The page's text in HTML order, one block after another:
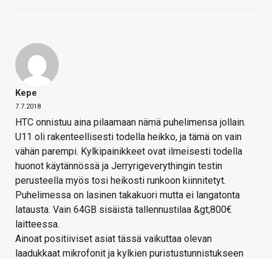
Kepe
7.7.2018
HTC onnistuu aina pilaamaan nämä puhelimensa jollain.
U11 oli rakenteellisesti todella heikko, ja tämä on vain
vähän parempi. Kylkipainikkeet ovat ilmeisesti todella
huonot käytännössä ja Jerryrigeverythingin testin
perusteella myös tosi heikosti runkoon kiinnitetyt.
Puhelimessa on lasinen takakuori mutta ei langatonta
latausta. Vain 64GB sisäistä tallennustilaa &gt;800€
laitteessa.
Ainoat positiiviset asiat tässä vaikuttaa olevan
laadukkaat mikrofonit ja kylkien puristustunnistukseen